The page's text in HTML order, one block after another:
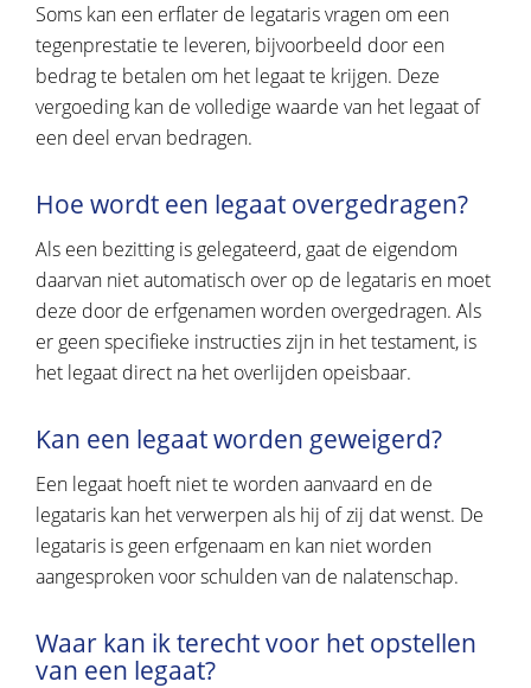
Soms kan een erflater de legataris vragen om een ​​
tegenprestatie te leveren, bijvoorbeeld door een
bedrag te betalen om het legaat te krijgen. Deze
vergoeding kan de volledige waarde van het legaat of
een deel ervan bedragen.
Hoe wordt een legaat overgedragen?
Als een bezitting is gelegateerd, gaat de eigendom
daarvan niet automatisch over op de legataris en moet
deze door de erfgenamen worden overgedragen. Als
er geen specifieke instructies zijn in het testament, is
het legaat direct na het overlijden opeisbaar.
Kan een legaat worden geweigerd?
Een legaat hoeft niet te worden aanvaard en de
legataris kan het verwerpen als hij of zij dat wenst. De
legataris is geen erfgenaam en kan niet worden
aangesproken voor schulden van de nalatenschap.
Waar kan ik terecht voor het opstellen
van een legaat?